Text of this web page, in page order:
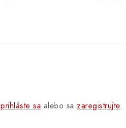
prihláste sa alebo sa zaregistrujte.